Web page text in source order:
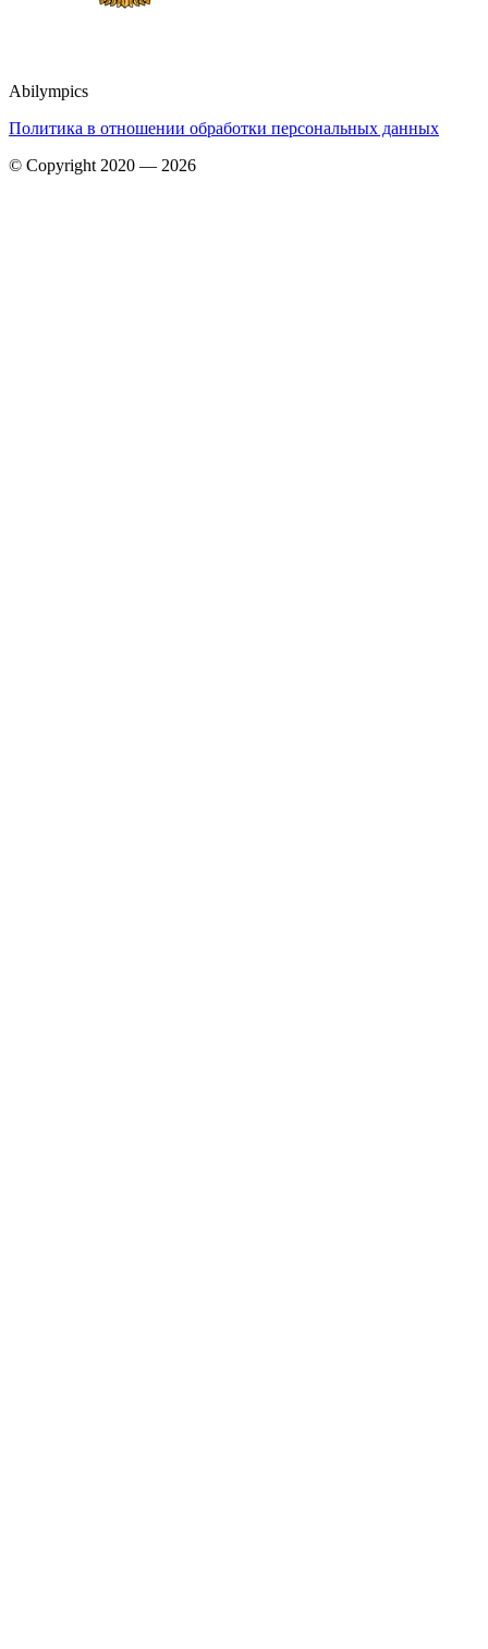
Abilympics
Политика в отношении обработки персональных данных
© Copyright 2020 — 2026